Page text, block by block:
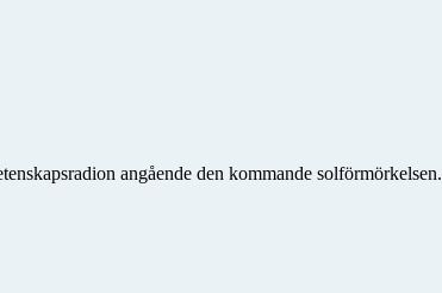
angående den kommande solförmörkelsen.